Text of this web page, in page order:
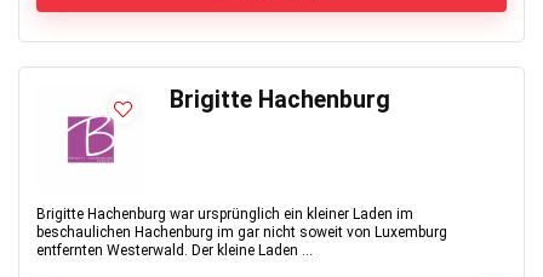
Brigitte Hachenburg
Brigitte Hachenburg war ursprünglich ein kleiner Laden im
beschaulichen Hachenburg im gar nicht soweit von Luxemburg
entfernten Westerwald. Der kleine Laden ...